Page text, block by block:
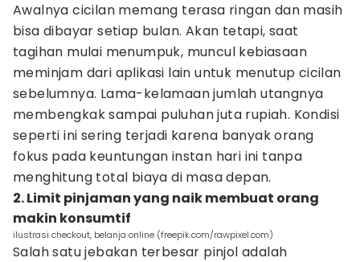
Awalnya cicilan memang terasa ringan dan masih
bisa dibayar setiap bulan. Akan tetapi, saat
tagihan mulai menumpuk, muncul kebiasaan
meminjam dari aplikasi lain untuk menutup cicilan
sebelumnya. Lama-kelamaan jumlah utangnya
membengkak sampai puluhan juta rupiah. Kondisi
seperti ini sering terjadi karena banyak orang
fokus pada keuntungan instan hari ini tanpa
menghitung total biaya di masa depan.
2. Limit pinjaman yang naik membuat orang
makin konsumtif
ilustrasi checkout, belanja online (freepik.com/rawpixel.com)
Salah satu jebakan terbesar pinjol adalah